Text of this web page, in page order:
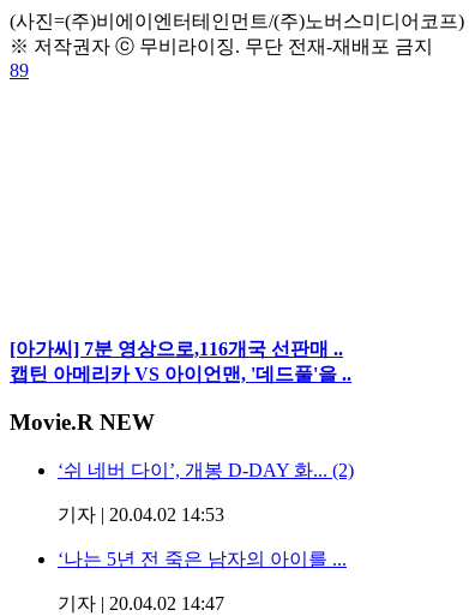
(사진=(주)비에이엔터테인먼트/(주)노버스미디어코프)
※ 저작권자 ⓒ 무비라이징. 무단 전재-재배포 금지
89
[아가씨] 7분 영상으로,116개국 선판매 ..
캡틴 아메리카 VS 아이언맨, '데드풀'을 ..
Movie.R NEW
‘쉬 네버 다이’, 개봉 D-DAY 화... (2)
기자 | 20.04.02 14:53
‘나는 5년 전 죽은 남자의 아이를 ...
기자 | 20.04.02 14:47